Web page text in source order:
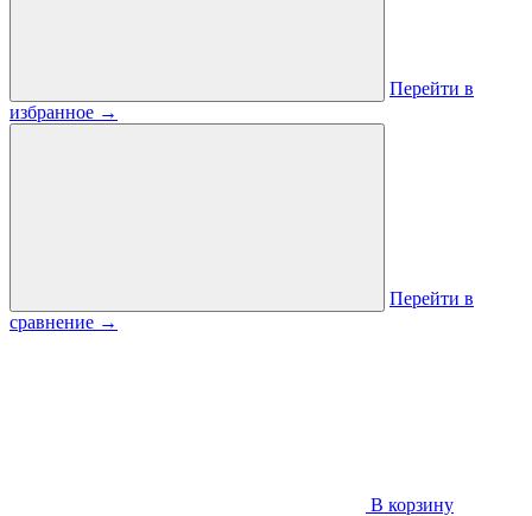
Перейти в
избранное →
Перейти в
сравнение →
В корзину